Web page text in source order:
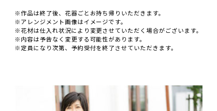
※作品は終了後、花器ごとお持ち帰りいただきます。
※アレンジメント画像はイメージです。
※花材は仕入れ状況により変更させていただく場合がございます。
※内容は予告なく変更する可能性があります。
※定員になり次第、予約受付を終了させていただきます。